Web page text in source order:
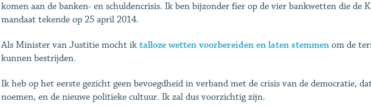
komen aan de banken- en schuldencrisis. Ik ben bijzonder fier op de vier bankwetten die de
mandaat tekende op 25 april 2014.
Als Minister van Justitie mocht ik talloze wetten voorbereiden en laten stemmenom de
kunnen bestrijden.
Ik heb op het eerste gezicht geen bevoegdheid in verband met de crisis van de democratie,
noemen, en de nieuwe politieke cultuur. Ik zal dus voorzichtig zijn.